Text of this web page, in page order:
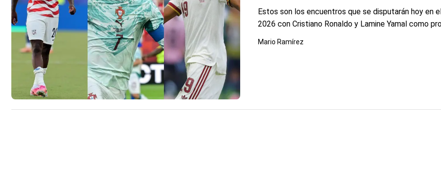
Estos son los encuentros que se disputarán hoy en
2026 con Cristiano Ronaldo y Lamine Yamal como
Mario Ramírez